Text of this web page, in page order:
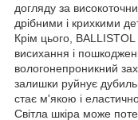
догляду за
дрібними і крихкими
Крім цього,
висихання і
вологонепроникний
залишки руйнує
стає м'якою і
Світла шкіра може